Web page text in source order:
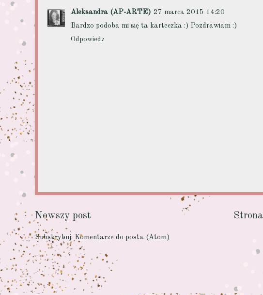
Aleksandra (AP-ARTE) 27 marca 2015 14:20
Bardzo podoba mi się ta karteczka :) Pozdrawiam :)
Odpowiedz
Nowszy post
Subskrybuj: Komentarze do posta (Atom)